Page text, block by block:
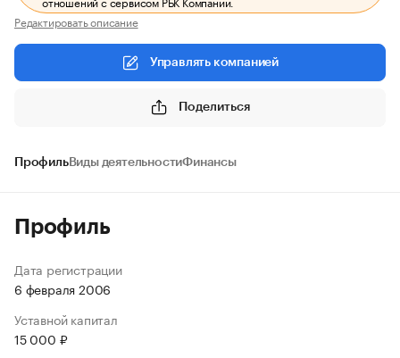
Редактировать описание
Управлять компанией
Поделиться
ПрофильВиды деятельностиФинансы
Профиль
Дата регистрации
6 февраля 2006
Уставной капитал
15 000 ₽